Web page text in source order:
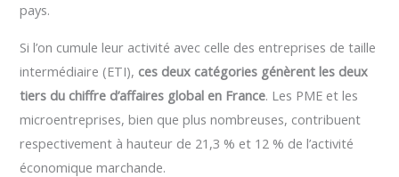
pays.
Si l’on cumule leur activité avec celle des entreprises de taille
intermédiaire (ETI), ces deux catégories génèrent les deux
tiers du chiffre d’affaires global en France. Les PME et les
microentreprises, bien que plus nombreuses, contribuent
respectivement à hauteur de 21,3 % et 12 % de l’activité
économique marchande.